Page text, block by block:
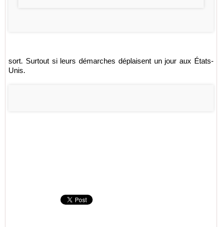
sort. Surtout si leurs démarches déplaisent un jour aux États-
Unis.